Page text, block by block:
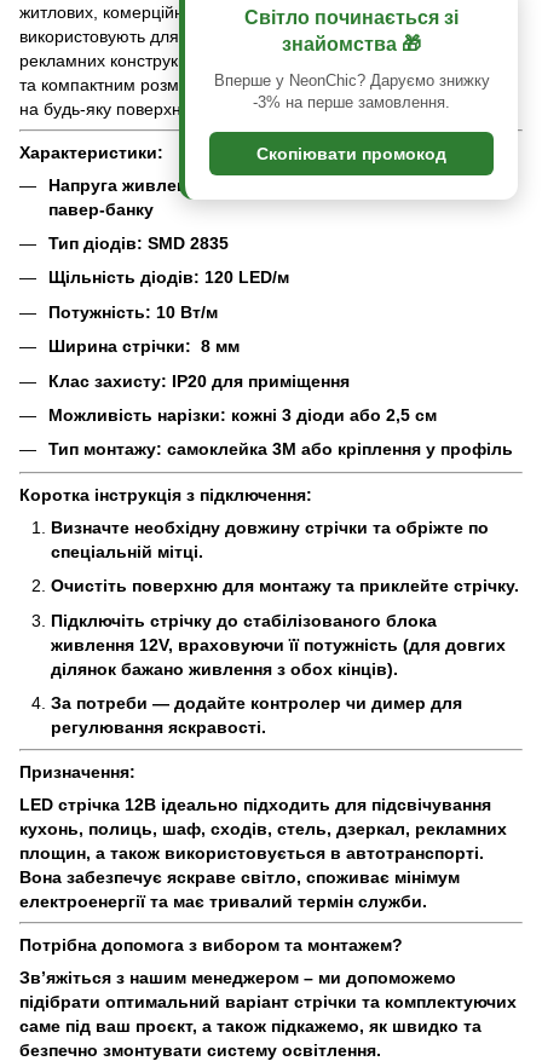
житлових, комерційних та промислових приміщеннях. Її
використовують для підсвітки меблів, ніш, стель, вітрин,
рекламних конструкцій та автотюнингу. Завдяки гнучкій основі
та компактним розмірам, монтаж можна здійснити практично
на будь-яку поверхню.
Характеристики:
Напруга живлення: 5V DC можливе підключення до
павер-банку
Тип діодів: SMD 2835
Щільність діодів: 120 LED/м
Потужність: 10 Вт/м
Ширина стрічки: 8 мм
Клас захисту: IP20 для приміщення
Можливість нарізки: кожні 3 діоди або 2,5 см
Тип монтажу: самоклейка 3M або кріплення у профіль
Коротка інструкція з підключення:
Визначте необхідну довжину стрічки та обріжте по
спеціальній мітці.
Очистіть поверхню для монтажу та приклейте стрічку.
Підключіть стрічку до стабілізованого блока
живлення 12V, враховуючи її потужність (для довгих
ділянок бажано живлення з обох кінців).
За потреби — додайте контролер чи димер для
регулювання яскравості.
Призначення:
LED стрічка 12В ідеально підходить для підсвічування
кухонь, полиць, шаф, сходів, стель, дзеркал, рекламних
площин, а також використовується в автотранспорті.
Вона забезпечує яскраве світло, споживає мінімум
електроенергії та має тривалий термін служби.
Потрібна допомога з вибором та монтажем?
Зв’яжіться з нашим менеджером – ми допоможемо
підібрати оптимальний варіант стрічки та комплектуючих
саме під ваш проєкт, а також підкажемо, як швидко та
безпечно змонтувати систему освітлення.
Світло починається зі
знайомства 🎁
Вперше у NeonChic? Даруємо знижку
-3% на перше замовлення.
Скопіювати промокод